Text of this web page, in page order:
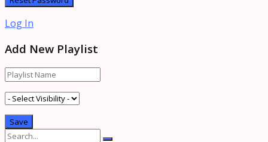
Log In
Add New Playlist